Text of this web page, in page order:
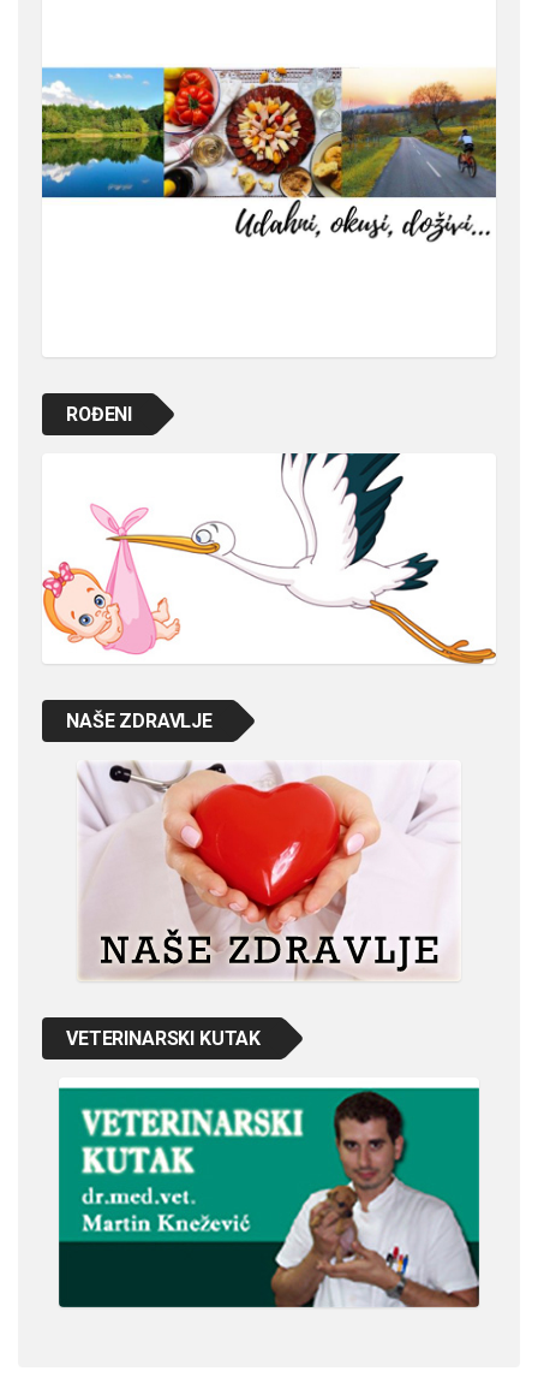
ROĐENI
NAŠE ZDRAVLJE
VETERINARSKI KUTAK